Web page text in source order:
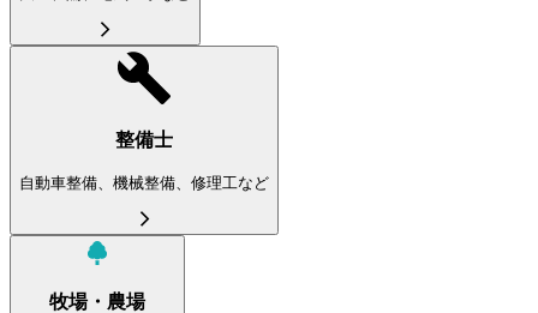
整備士
自動車整備、機械整備、修理工など
牧場・農場